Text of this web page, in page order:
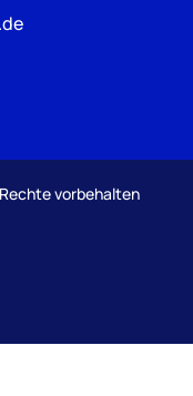
vorbehalten